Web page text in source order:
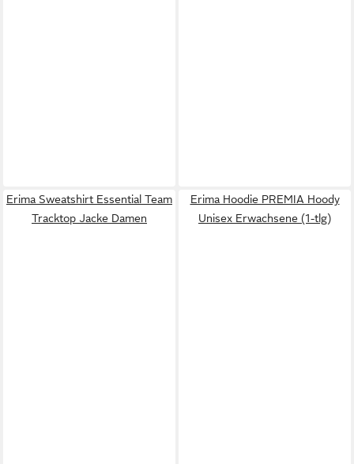
Erima Sweatshirt Essential Team
Tracktop Jacke Damen
Erima Hoodie PREMIA Hoody
Unisex Erwachsene (1-tlg)